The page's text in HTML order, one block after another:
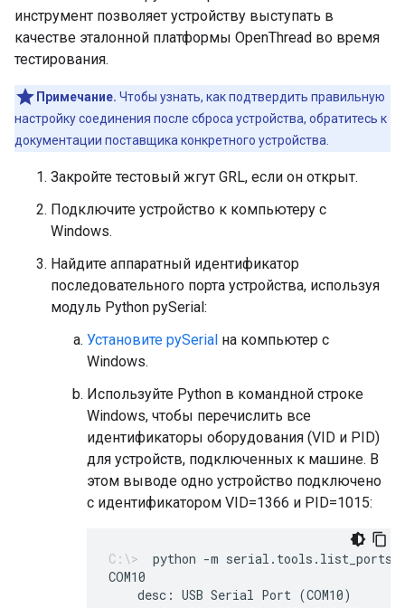
инструмент позволяет устройству выступать в
качестве эталонной платформы OpenThread во время
тестирования.
Примечание. Чтобы узнать, как подтвердить правильную
настройку соединения после сброса устройства, обратитесь к
документации поставщика конкретного устройства.
Закройте тестовый жгут GRL, если он открыт.
Подключите устройство к компьютеру с
Windows.
Найдите аппаратный идентификатор
последовательного порта устройства, используя
модуль Python pySerial:
Установите pySerial на компьютер с
Windows.
Используйте Python в командной строке
Windows, чтобы перечислить все
идентификаторы оборудования (VID и PID)
для устройств, подключенных к машине. В
этом выводе одно устройство подключено
с идентификатором VID=1366 и PID=1015:
python -m serial.tools.list_ports
    desc: USB Serial Port (COM10)